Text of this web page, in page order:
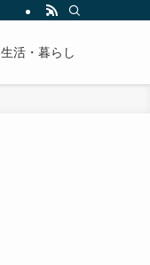
生活・暮らし